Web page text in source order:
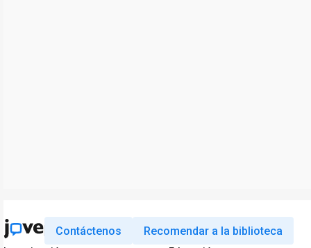
Contáctenos Recomendar a la biblioteca